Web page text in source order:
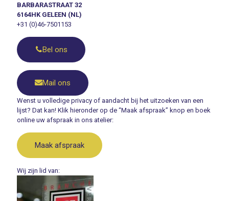
BARBARASTRAAT 32
6164HK GELEEN (NL)
+31 (0)46-7501153
Bel ons
Mail ons
Wenst u volledige privacy of aandacht bij het uitzoeken van een
lijst? Dat kan! Klik hieronder op de “Maak afspraak” knop en boek
online uw afspraak in ons atelier:
Maak afspraak
Wij zijn lid van: